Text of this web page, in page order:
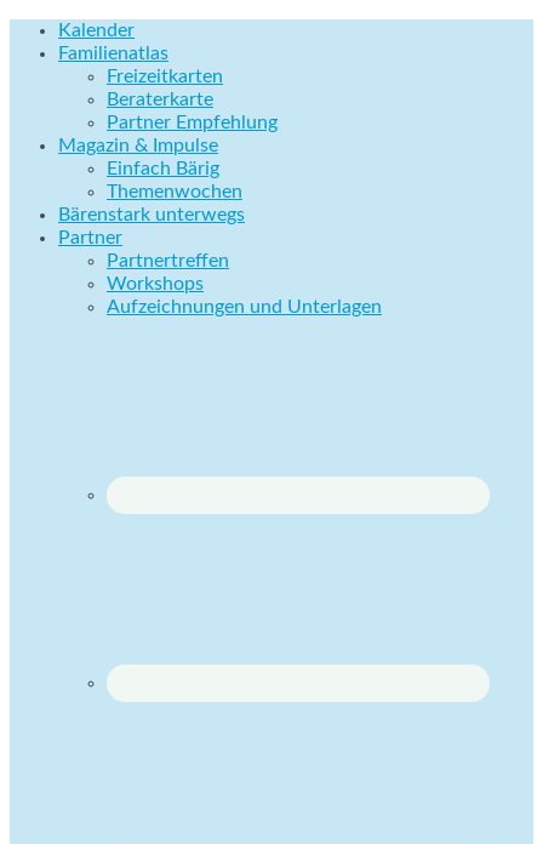
Kalender
Familienatlas
Freizeitkarten
Beraterkarte
Partner Empfehlung
Magazin & Impulse
Einfach Bärig
Themenwochen
Bärenstark unterwegs
Partner
Partnertreffen
Workshops
Aufzeichnungen und Unterlagen